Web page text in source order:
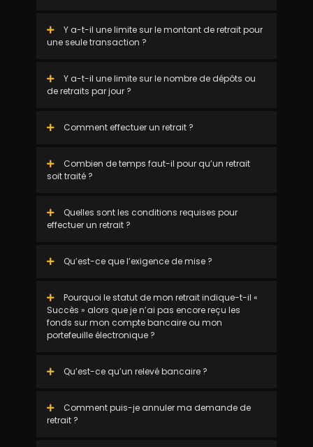
Y a-t-il une limite sur le montant de retrait pour
une seule transaction ?
Y a-t-il une limite sur le nombre de dépôts ou
de retraits par jour ?
Comment effectuer un retrait ?
Combien de temps faut-il pour qu’un retrait
soit traité ?
Quelles sont les conditions requises pour
effectuer un retrait ?
Qu’est-ce que l’exigence de mise ?
Pourquoi le statut de mon retrait indique-t-il «
Succès » alors que je n’ai pas encore reçu les
fonds sur mon compte bancaire ou mon
portefeuille électronique ?
Qu’est-ce qu’un relevé bancaire ?
Comment puis-je annuler ma demande de
retrait ?